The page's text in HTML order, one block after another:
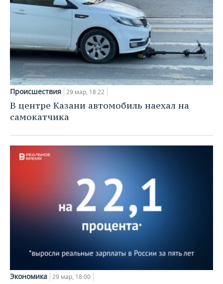
Происшествия 29 мар, 18:22
В центре Казани автомобиль наехал на
самокатчика
Экономика 29 мар, 18:00